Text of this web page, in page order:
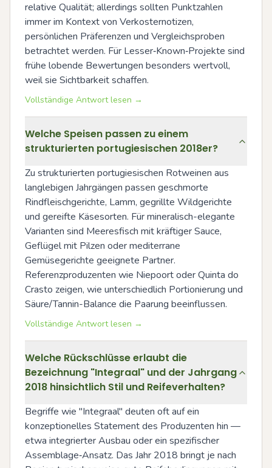
relative Qualität; allerdings sollten Punktzahlen
immer im Kontext von Verkosternotizen,
persönlichen Präferenzen und Vergleichsproben
betrachtet werden. Für Lesser‑Known‑Projekte sind
frühe lobende Bewertungen besonders wertvoll,
weil sie Sichtbarkeit schaffen.
Vollständige Antwort lesen →
Welche Speisen passen zu einem
strukturierten portugiesischen 2018er?
Zu strukturierten portugiesischen Rotweinen aus
langlebigen Jahrgängen passen geschmorte
Rindfleischgerichte, Lamm, gegrillte Wildgerichte
und gereifte Käsesorten. Für mineralisch-elegante
Varianten sind Meeresfisch mit kräftiger Sauce,
Geflügel mit Pilzen oder mediterrane
Gemüsegerichte geeignete Partner.
Referenzproduzenten wie Niepoort oder Quinta do
Crasto zeigen, wie unterschiedlich Portionierung und
Säure/Tannin-Balance die Paarung beeinflussen.
Vollständige Antwort lesen →
Welche Rückschlüsse erlaubt die
Bezeichnung "Integraal" und der Jahrgang
2018 hinsichtlich Stil und Reifeverhalten?
Begriffe wie "Integraal" deuten oft auf ein
konzeptionelles Statement des Produzenten hin —
etwa integrierter Ausbau oder ein spezifischer
Assemblage‑Ansatz. Das Jahr 2018 bringt je nach